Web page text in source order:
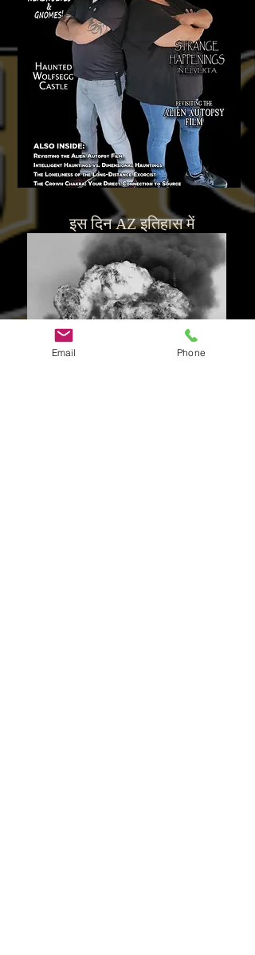
इस दिन AZ इतिहास में
Email Phone